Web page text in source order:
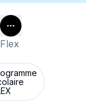
More
Flex